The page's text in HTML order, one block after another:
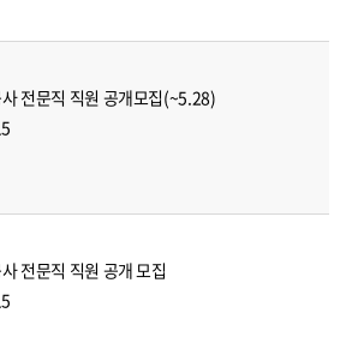
전문직 직원 공개모집(~5.28)
전문직 직원 공개 모집